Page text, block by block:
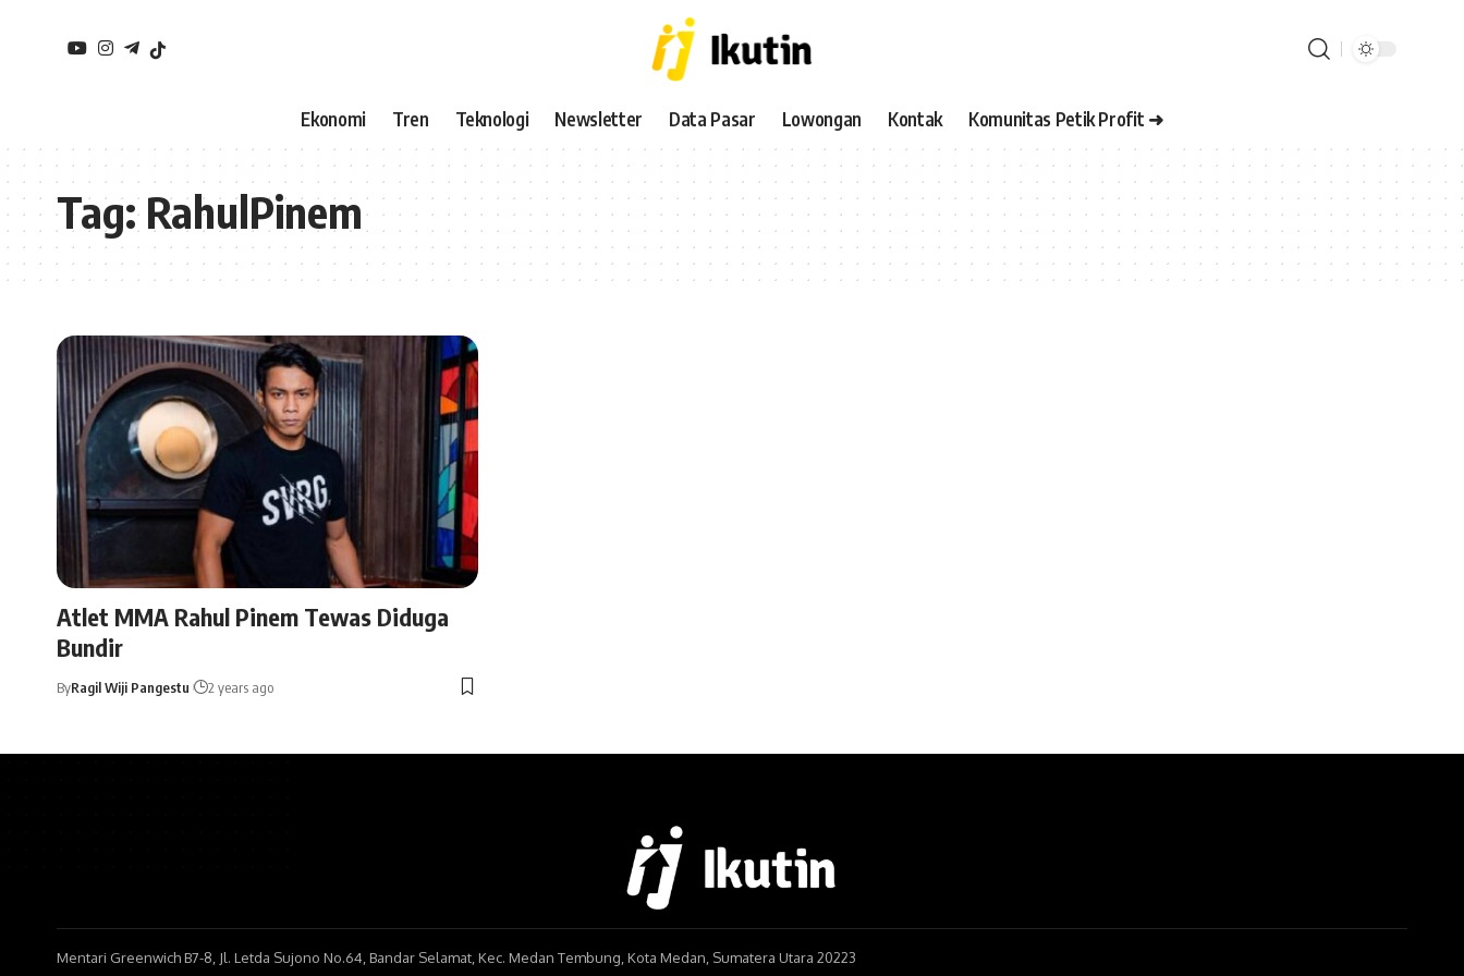
Ekonomi Tren Teknologi Newsletter Data Pasar Lowongan Kontak Komunitas Petik Profit ➜
Tag:RahulPinem
Atlet MMA Rahul Pinem Tewas Diduga
Bundir
ByRagil Wiji Pangestu 2 years ago
Mentari Greenwich B7-8, Jl. Letda Sujono No.64, Bandar Selamat, Kec. Medan Tembung, Kota Medan, Sumatera Utara 20223